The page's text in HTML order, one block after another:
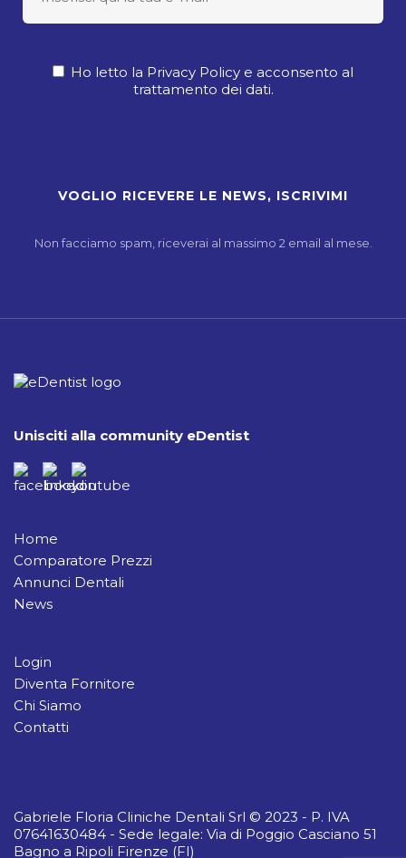
Ho letto la Privacy Policy e acconsento al
trattamento dei dati.
Non facciamo spam, riceverai al massimo 2 email al mese.
Unisciti alla community eDentist
Home
Comparatore Prezzi
Annunci Dentali
News
Login
Diventa Fornitore
Chi Siamo
Contatti
Gabriele Floria Cliniche Dentali Srl © 2023 - P. IVA
07641630484 - Sede legale: Via di Poggio Casciano 51
Bagno a Ripoli Firenze (FI)